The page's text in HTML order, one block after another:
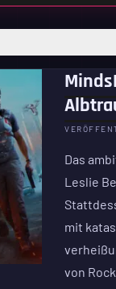
Das
Leslie
mit
von